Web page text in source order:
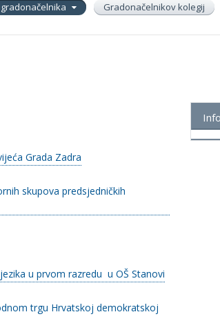
Gradonačelnikov kolegij
Grada Zadra
skupova predsjedničkih
u prvom razredu u OŠ Stanovi
trgu Hrvatskoj demokratskoj